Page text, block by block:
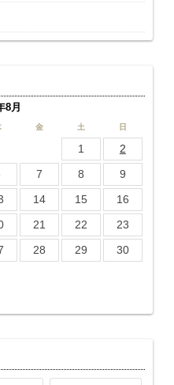
8月
金 土 日
1
2
7 8
9
14 15
16
21 22
23
28 29
30